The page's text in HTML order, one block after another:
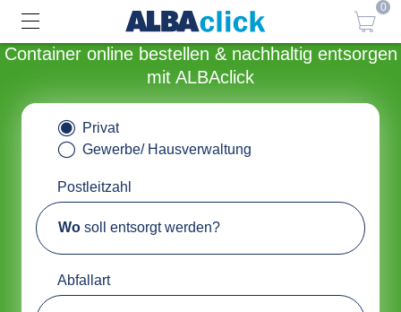
0
Container online bestellen & nachhaltig entsorgen
mit ALBAclick
Privat
Gewerbe/ Hausverwaltung
Postleitzahl
Wo soll entsorgt werden?
Abfallart